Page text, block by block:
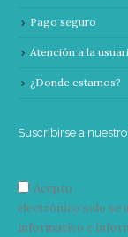
Pago seguro
Atención a la
¿Donde estamos?
Suscribirse a
Acepto
electrónico solo se
informativo e